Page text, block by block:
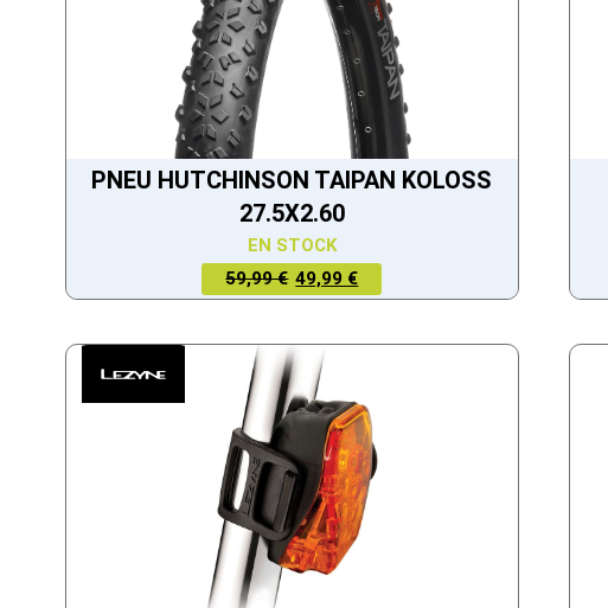
PNEU HUTCHINSON TAIPAN KOLOSS
27.5X2.60
EN STOCK
59,99 €
LE PRIX
INITIAL
59,99 €.
49,99 €
LE PRIX
ACTUEL
49,99 €.